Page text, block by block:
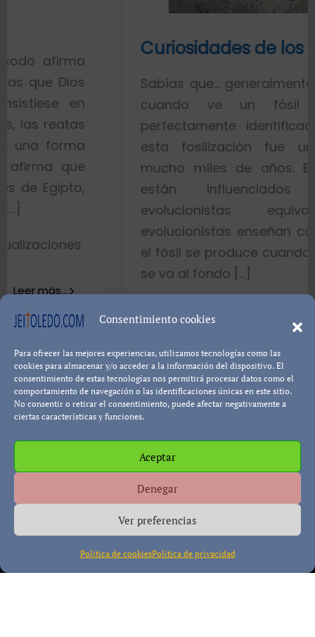
Consentimiento cookies
Para ofrecer las mejores experiencias, utilizamos tecnologías como las
cookies para almacenar y/o acceder a la información del dispositivo. El
consentimiento de estas tecnologías nos permitirá procesar datos como el
comportamiento de navegación o las identificaciones únicas en este sitio.
No consentir o retirar el consentimiento, puede afectar negativamente a
ciertas características y funciones.
Aceptar
Denegar
Ver preferencias
Política de cookiesPolítica de privacidad
Curiosidades de los fósiles
Sabías que… generalmente toda la
cuando ve un fósil de un
perfectamente identificado piensa
esta fosilización fue un proceso
mucho miles de años. Esto es
están influenciados por
evolucionistas equivocadas.
evolucionistas enseñan con gráficos
el fósil se produce cuando el pez muere
se va al fondo […]
Pablo Blanco Leer más...
Responsabilidad
Copyright © All rights reserved|Paper News